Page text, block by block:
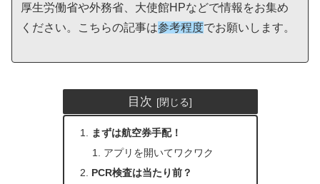
厚生労働省や外務省、大使館HPなどで情報をお集め
ください。こちらの記事は参考程度でお願いします。
目次
まずは航空券手配！
アプリを開いてワクワク
PCR検査は当たり前？